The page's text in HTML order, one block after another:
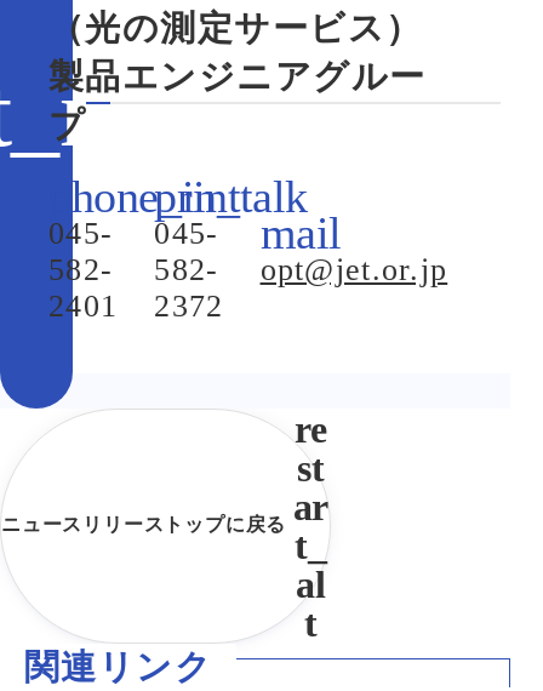
（光の測定サービス）
製品エンジニアグルー
プ
045-
582-
2401
045-
582-
2372
opt@jet.or.jp
ニュースリリーストップに戻る
関連リンク